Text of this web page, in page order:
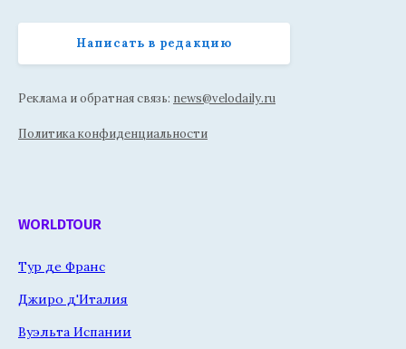
Написать в редакцию
Реклама и обратная связь: news@velodaily.ru
Политика конфиденциальности
WORLDTOUR
Тур де Франс
Джиро д'Италия
Вуэльта Испании